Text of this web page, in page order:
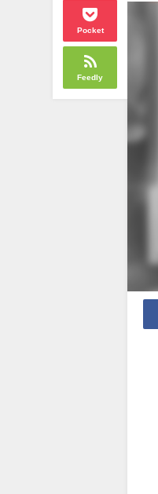
Pocket
Feedly